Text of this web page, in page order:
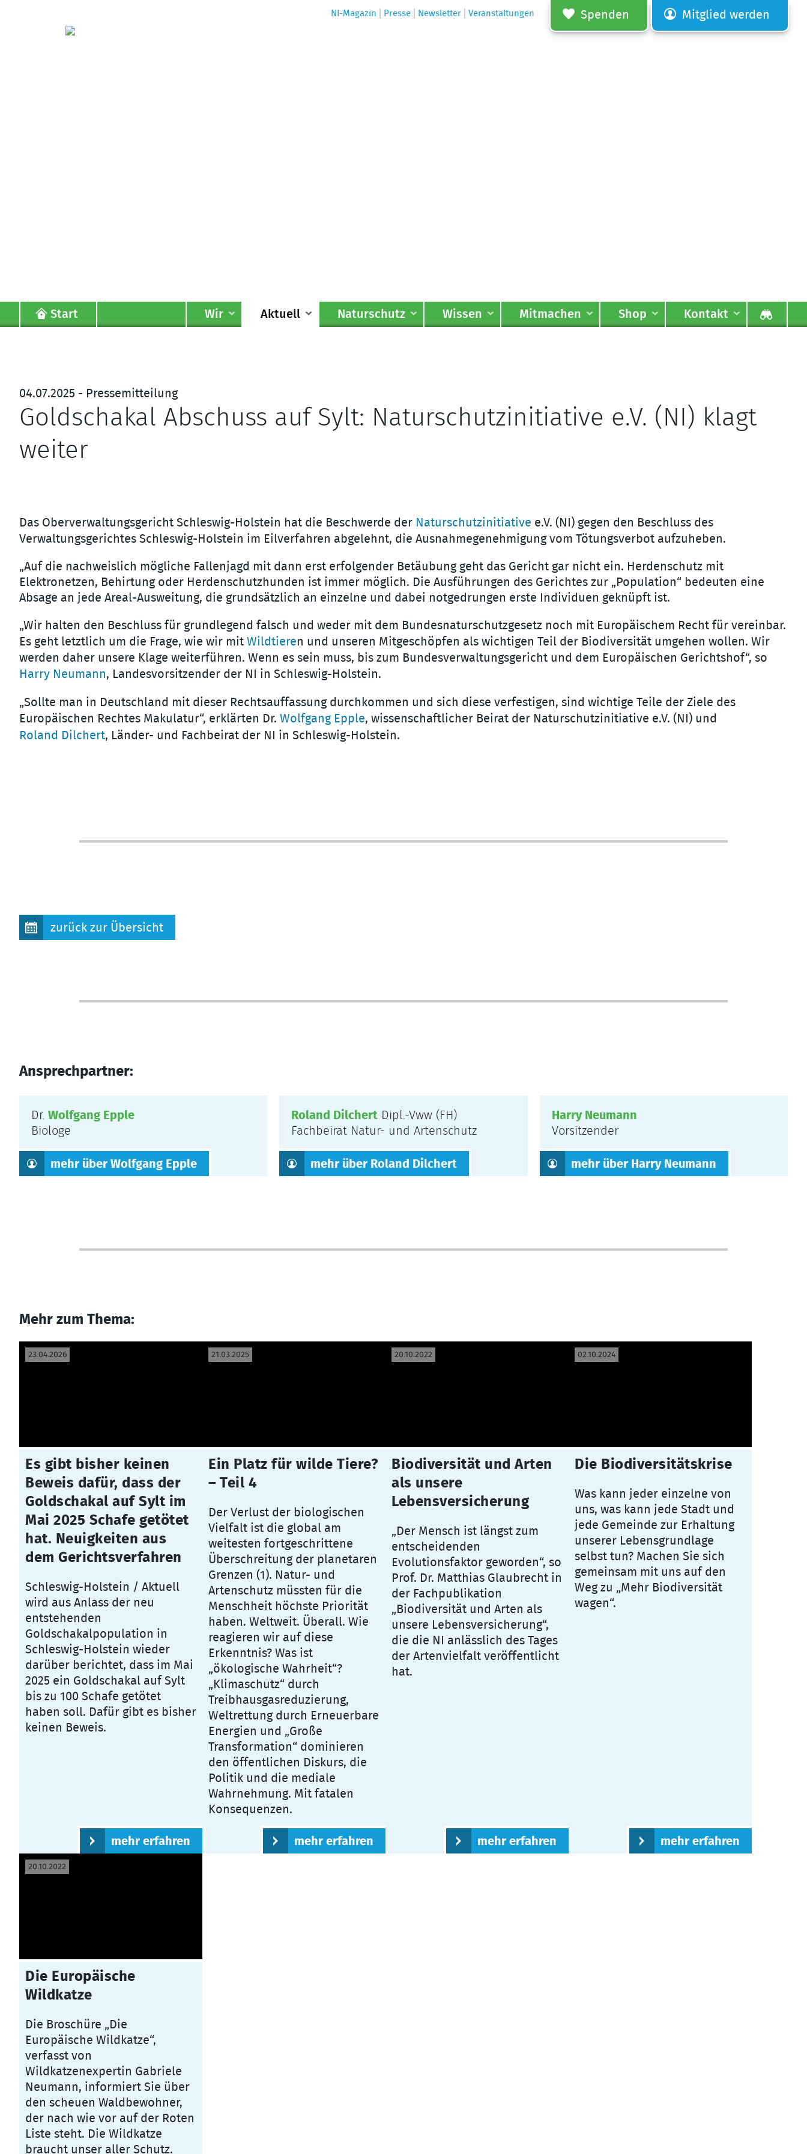
04.07.2025 - Pressemitteilung
Goldschakal Abschuss auf Sylt: Naturschutzinitiative e.V. (NI) klagt
weiter
Das Oberverwaltungsgericht Schleswig-Holstein hat die Beschwerde der Naturschutzinitiative e.V. (NI) gegen den Beschluss des
Verwaltungsgerichtes Schleswig-Holstein im Eilverfahren abgelehnt, die Ausnahmegenehmigung vom Tötungsverbot aufzuheben.
„Auf die nachweislich mögliche Fallenjagd mit dann erst erfolgender Betäubung geht das Gericht gar nicht ein. Herdenschutz mit
Elektronetzen, Behirtung oder Herdenschutzhunden ist immer möglich. Die Ausführungen des Gerichtes zur „Population“ bedeuten eine
Absage an jede Areal-Ausweitung, die grundsätzlich an einzelne und dabei notgedrungen erste Individuen geknüpft ist.
„Wir halten den Beschluss für grundlegend falsch und weder mit dem Bundesnaturschutzgesetz noch mit Europäischem Recht für vereinbar.
Es geht letztlich um die Frage, wie wir mit Wildtieren und unseren Mitgeschöpfen als wichtigen Teil der Biodiversität umgehen wollen. Wir
werden daher unsere Klage weiterführen. Wenn es sein muss, bis zum Bundesverwaltungsgericht und dem Europäischen Gerichtshof“, so
Harry Neumann, Landesvorsitzender der NI in Schleswig-Holstein.
„Sollte man in Deutschland mit dieser Rechtsauffassung durchkommen und sich diese verfestigen, sind wichtige Teile der Ziele des
Europäischen Rechtes Makulatur“, erklärten Dr. Wolfgang Epple, wissenschaftlicher Beirat der Naturschutzinitiative e.V. (NI) und
Roland Dilchert, Länder- und Fachbeirat der NI in Schleswig-Holstein.
zurück zur Übersicht
Ansprechpartner:
Dr. Wolfgang Epple
Biologe
mehr über Wolfgang Epple
Roland Dilchert Dipl.-Vww (FH)
Fachbeirat Natur- und Artenschutz
mehr über Roland Dilchert
Harry Neumann
Vorsitzender
mehr über Harry Neumann
Mehr zum Thema:
23.04.2026
Es gibt bisher keinen
Beweis dafür, dass der
Goldschakal auf Sylt im
Mai 2025 Schafe getötet
hat. Neuigkeiten aus
dem Gerichtsverfahren
Schleswig-Holstein / Aktuell
wird aus Anlass der neu
entstehenden
Goldschakalpopulation in
Schleswig-Holstein wieder
darüber berichtet, dass im Mai
2025 ein Goldschakal auf Sylt
bis zu 100 Schafe getötet
haben soll. Dafür gibt es bisher
keinen Beweis.
mehr erfahren
21.03.2025
Ein Platz für wilde Tiere?
– Teil 4
Der Verlust der biologischen
Vielfalt ist die global am
weitesten fortgeschrittene
Überschreitung der planetaren
Grenzen (1). Natur- und
Artenschutz müssten für die
Menschheit höchste Priorität
haben. Weltweit. Überall. Wie
reagieren wir auf diese
Erkenntnis? Was ist
„ökologische Wahrheit“?
„Klimaschutz“ durch
Treibhausgasreduzierung,
Weltrettung durch Erneuerbare
Energien und „Große
Transformation“ dominieren
den öffentlichen Diskurs, die
Politik und die mediale
Wahrnehmung. Mit fatalen
Konsequenzen.
mehr erfahren
20.10.2022
Biodiversität und Arten
als unsere
Lebensversicherung
„Der Mensch ist längst zum
entscheidenden
Evolutionsfaktor geworden“, so
Prof. Dr. Matthias Glaubrecht in
der Fachpublikation
„Biodiversität und Arten als
unsere Lebensversicherung“,
die die NI anlässlich des Tages
der Artenvielfalt veröffentlicht
hat.
mehr erfahren
02.10.2024
Die Biodiversitätskrise
Was kann jeder einzelne von
uns, was kann jede Stadt und
jede Gemeinde zur Erhaltung
unserer Lebensgrundlage
selbst tun? Machen Sie sich
gemeinsam mit uns auf den
Weg zu „Mehr Biodiversität
wagen“.
mehr erfahren
20.10.2022
Die Europäische
Wildkatze
Die Broschüre „Die
Europäische Wildkatze“,
verfasst von
Wildkatzenexpertin Gabriele
Neumann, informiert Sie über
den scheuen Waldbewohner,
der nach wie vor auf der Roten
Liste steht. Die Wildkatze
braucht unser aller Schutz.
NI-Magazin Presse Newsletter Veranstaltungen Spenden Mitglied werden
Start Wir Aktuell Naturschutz Wissen Mitmachen Shop Kontakt